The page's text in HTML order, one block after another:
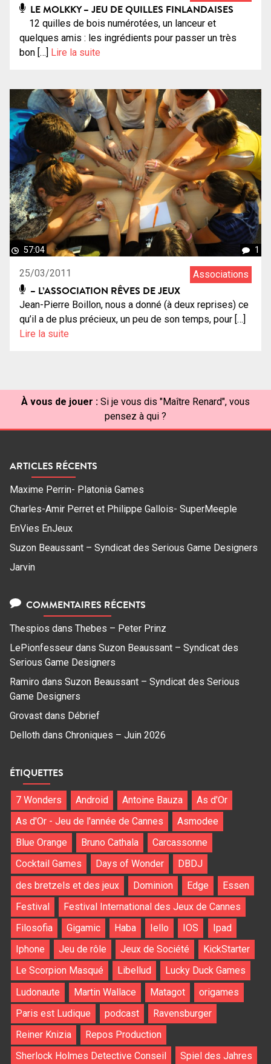
LE MOLKKY – JEU DE QUILLES FINLANDAISES
12 quilles de bois numérotées, un lanceur et
quelques amis : les ingrédients pour passer un très
bon […]
Lire la suite
57:04 1
25/03/2011 Associations
– L’ASSOCIATION RÊVES DE JEUX
Jean-Pierre Boillon, nous a donné (à deux reprises) ce
qu’il a de plus précieux, un peu de son temps, pour […]
Lire la suite
À vous de jouer : Si je vous dis "Maître Renard", vous
pensez à qui ?
ARTICLES RÉCENTS
Maxime Perrin- Platonia Games
Charles-Amir Perret et Philippe Gallois- SuperMeeple
EnVies EnJeux
Suzon Beaussant – Syndicat des Serious Game Designers
Jarvin
COMMENTAIRES RÉCENTS
Thespios dans Thebes – Peter Prinz
LePionfesseur dans Suzon Beaussant – Syndicat des
Serious Game Designers
Ramiro dans Suzon Beaussant – Syndicat des Serious
Game Designers
Grovast dans Débrief
Delloth dans Chroniques – Juin 2026
ÉTIQUETTES
7 Wonders Android Antoine Bauza
As d'Or
As d'Or - Jeu de l'année de Cannes
Asmodee
Blue Orange
Bruno Cathala
Carcassonne
Cocktail Games
Days of Wonder
DBDJ
des bretzels et des jeux
Dominion Edge
Essen
Festival
Festival International des Jeux de Cannes
Filosofia
Gigamic Haba Iello IOS
Ipad
Iphone
Jeu de rôle Jeux de Société
KickStarter
Le Scorpion Masqué
Libellud
Lucky Duck Games
Ludonaute
Martin Wallace Matagot
origames
Paris est Ludique
podcast
Ravensburger
Reiner Knizia
Repos Production
Sherlock Holmes Detective Conseil
Spiel des Jahres